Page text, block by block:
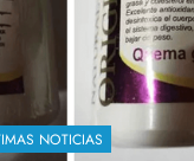
NOTICIAS